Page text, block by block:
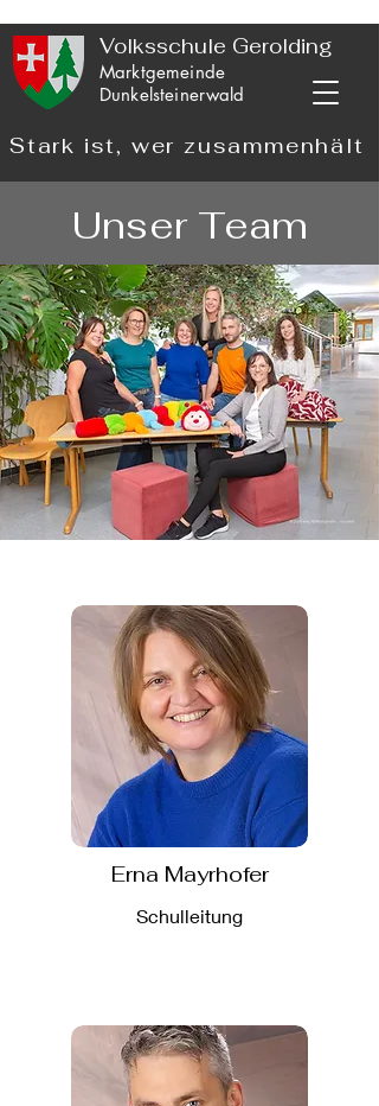
Volksschule Gerolding
Marktgemeinde
Dunkelsteinerwald
Stark ist, wer zusammenhält
Unser Team
Erna Mayrhofer
Schulleitung